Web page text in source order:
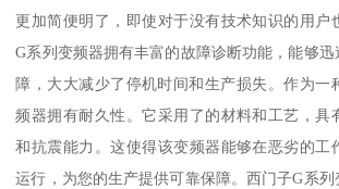
更加简便明了，即使对于没有技术知识的用户
G系列变频器拥有丰富的故障诊断功能，能够
障，大大减少了停机时间和生产损失。作为一
频器拥有耐久性。它采用了的材料和工艺，具
和抗震能力。这使得该变频器能够在恶劣的工
运行，为您的生产提供可靠保障。西门子G系列